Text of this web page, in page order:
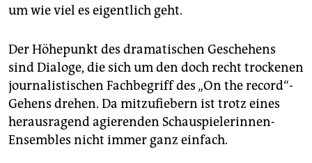
um wie viel es eigentlich geht.
Der Höhepunkt des dramatischen Geschehens
sind Dialoge, die sich um den doch recht trockenen
journalistischen Fachbegriff des „On the record“-
Gehens drehen. Da mitzufiebern ist trotz eines
herausragend agierenden Schauspielerinnen-
Ensembles nicht immer ganz einfach.